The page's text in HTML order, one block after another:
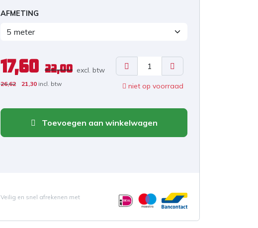
AFMETING
17,60 22,00 excl. btw
26,62 21,30 incl. btw niet op voorraad
Toevoegen aan winkelwagen
Veilig en snel afrekenen met